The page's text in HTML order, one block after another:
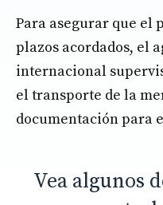
Para asegurar que el
plazos acordados, el
internacional
el transporte de la
documentación para
Vea algunos